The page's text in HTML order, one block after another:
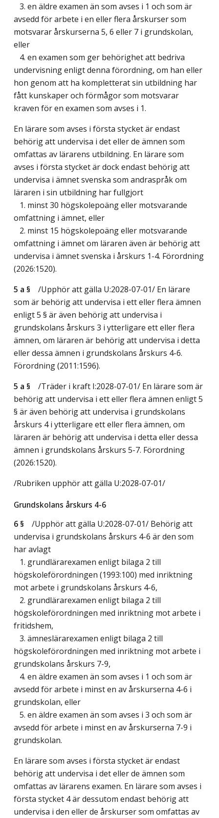
3. en äldre examen än som avses i 1 och som är
avsedd för arbete i en eller flera årskurser som
motsvarar årskurserna 5, 6 eller 7 i grundskolan,
eller
4. en examen som ger behörighet att bedriva
undervisning enligt denna förordning, om han eller
hon genom att ha kompletterat sin utbildning har
fått kunskaper och förmågor som motsvarar
kraven för en examen som avses i 1.
En lärare som avses i första stycket är endast
behörig att undervisa i det eller de ämnen som
omfattas av lärarens utbildning. En lärare som
avses i första stycket är dock endast behörig att
undervisa i ämnet svenska som andraspråk om
läraren i sin utbildning har fullgjort
1. minst 30 högskolepoäng eller motsvarande
omfattning i ämnet, eller
2. minst 15 högskolepoäng eller motsvarande
omfattning i ämnet om läraren även är behörig att
undervisa i ämnet svenska i årskurs 1-4. Förordning
(2026:1520).
5 a §
/Upphör att gälla U:2028-07-01/ En lärare
som är behörig att undervisa i ett eller flera ämnen
enligt 5 § är även behörig att undervisa i
grundskolans årskurs 3 i ytterligare ett eller flera
ämnen, om läraren är behörig att undervisa i detta
eller dessa ämnen i grundskolans årskurs 4-6.
Förordning (2011:1596).
5 a §
/Träder i kraft I:2028-07-01/ En lärare som är
behörig att undervisa i ett eller flera ämnen enligt 5
§ är även behörig att undervisa i grundskolans
årskurs 4 i ytterligare ett eller flera ämnen, om
läraren är behörig att undervisa i detta eller dessa
ämnen i grundskolans årskurs 5-7. Förordning
(2026:1520).
/Rubriken upphör att gälla U:2028-07-01/
Grundskolans årskurs 4-6
6 §
/Upphör att gälla U:2028-07-01/ Behörig att
undervisa i grundskolans årskurs 4-6 är den som
har avlagt
1. grundlärarexamen enligt bilaga 2 till
högskoleförordningen (1993:100) med inriktning
mot arbete i grundskolans årskurs 4-6,
2. grundlärarexamen enligt bilaga 2 till
högskoleförordningen med inriktning mot arbete i
fritidshem,
3. ämneslärarexamen enligt bilaga 2 till
högskoleförordningen med inriktning mot arbete i
grundskolans årskurs 7-9,
4. en äldre examen än som avses i 1 och som är
avsedd för arbete i minst en av årskurserna 4-6 i
grundskolan, eller
5. en äldre examen än som avses i 3 och som är
avsedd för arbete i minst en av årskurserna 7-9 i
grundskolan.
En lärare som avses i första stycket är endast
behörig att undervisa i det eller de ämnen som
omfattas av lärarens examen. En lärare som avses i
första stycket 4 är dessutom endast behörig att
undervisa i den eller de årskurser som omfattas av